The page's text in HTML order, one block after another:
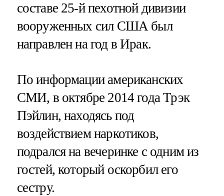
составе 25-й пехотной дивизии
вооруженных сил США был
направлен на год в Ирак.
По информации американских
СМИ, в октябре 2014 года Трэк
Пэйлин, находясь под
воздействием наркотиков,
подрался на вечеринке с одним из
гостей, который оскорбил его
сестру.